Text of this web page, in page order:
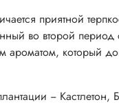
приятной
во второй период
ароматом, который
− Кастлетон,